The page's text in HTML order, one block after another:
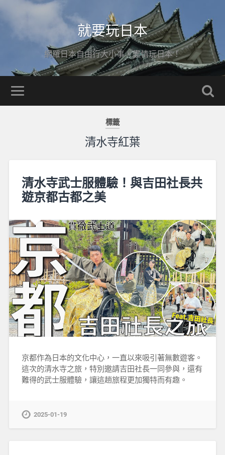
就要玩日本
網羅日本自由行大小事，盡情玩日本！
標籤
清水寺紅葉
清水寺武士服體驗！與吉田社長共
遊京都古都之美
京都作為日本的文化中心，一直以來吸引著無數遊客。
這次的清水寺之旅，特別邀請吉田社長一同參與，還有
難得的武士服體驗，讓這趟旅程更加獨特而有趣。
2025-01-19